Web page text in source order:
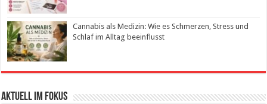
Cannabis als Medizin: Wie es Schmerzen, Stress und
Schlaf im Alltag beeinflusst
Aktuell im Fokus